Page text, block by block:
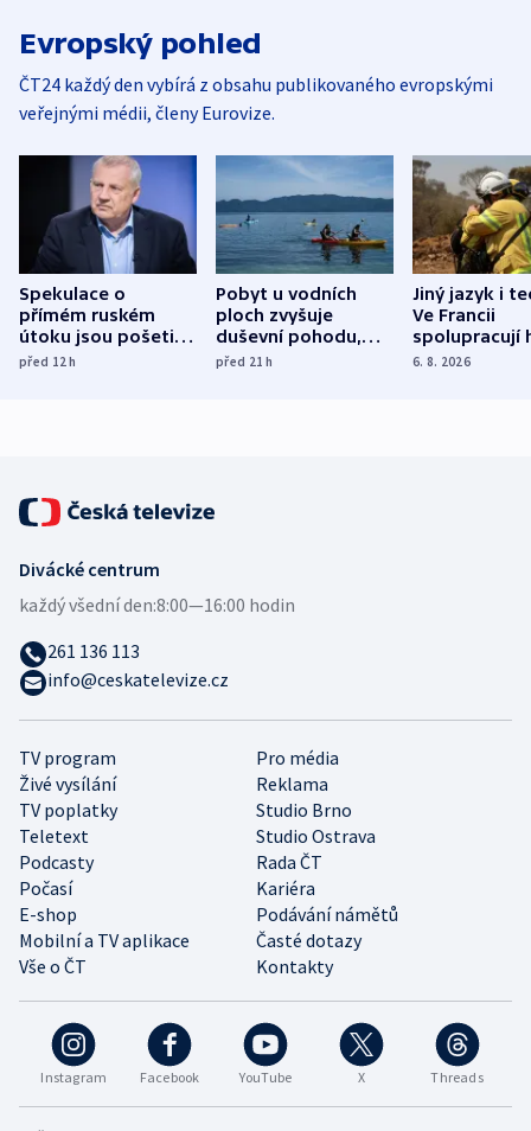
Evropský pohled
ČT24 každý den vybírá z obsahu publikovaného evropskými
veřejnými médii, členy Eurovize.
Spekulace o
přímém ruském
útoku jsou pošetilé,
míní estonský
před 12h
Pobyt u vodních
ploch zvyšuje
duševní pohodu,
ukázala
před 21h
Jiný jazyk i
Ve Francii
spolupracují
různých zemí
6. 8. 2026
Instagram Facebook YouTube X Threads
TV program
Pro média
Živé vysílání
Reklama
TV poplatky
Studio Brno
Teletext
Studio Ostrava
Podcasty
Rada ČT
Počasí
Kariéra
E-shop
Podávání námětů
Mobilní a TV aplikace
Časté dotazy
Vše o ČT
Kontakty
Divácké centrum
každý všední den:8:00—16:00 hodin
261 136 113
info@ceskatelevize.cz